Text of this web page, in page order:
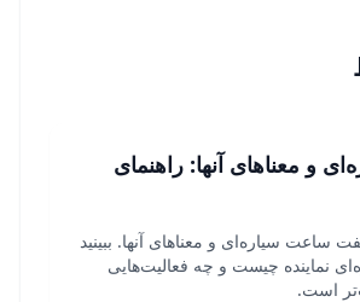
و معناهای آنها: راهنمای
ساعت سیاره‌ای و معناهای آنها. ببینید
نماینده چیست و چه فعالیت‌هایی
است.